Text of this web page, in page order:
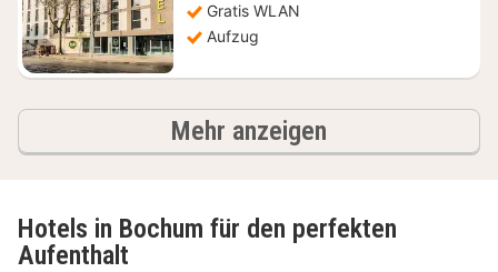
Gratis WLAN
Aufzug
Mehr anzeigen
Hotels in Bochum für den perfekten
Aufenthalt